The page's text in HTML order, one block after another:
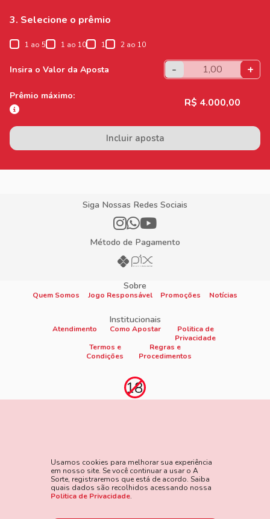
3. Selecione o prêmio
1 ao 5 1 ao 10 1 2 ao 10
Insira o Valor da Aposta - +
Prêmio máximo:
R$ 4.000,00
Incluir aposta
Usamos cookies para melhorar sua experiência
em nosso site. Se você continuar a usar o A
Sorte, registraremos que está de acordo. Saiba
quais dados são recolhidos acessando nossa
Politica de Privacidade.
Siga Nossas Redes Sociais
Método de Pagamento
Sobre
Quem Somos Jogo Responsável Promoções Notícias
Institucionais
Atendimento Como Apostar
Politica de
Privacidade
Termos e
Condições
Regras e
Procedimentos
perdas financeiras e em excesso podem causar riscos à saúde.
Veja nossa página de Jogo Responsável para mais detalhes e
as ferramentas disponíveis. Jogue com responsabilidade:
www.gamblersanonymous.orgAcesse aqui os Termos e
Condições do site.